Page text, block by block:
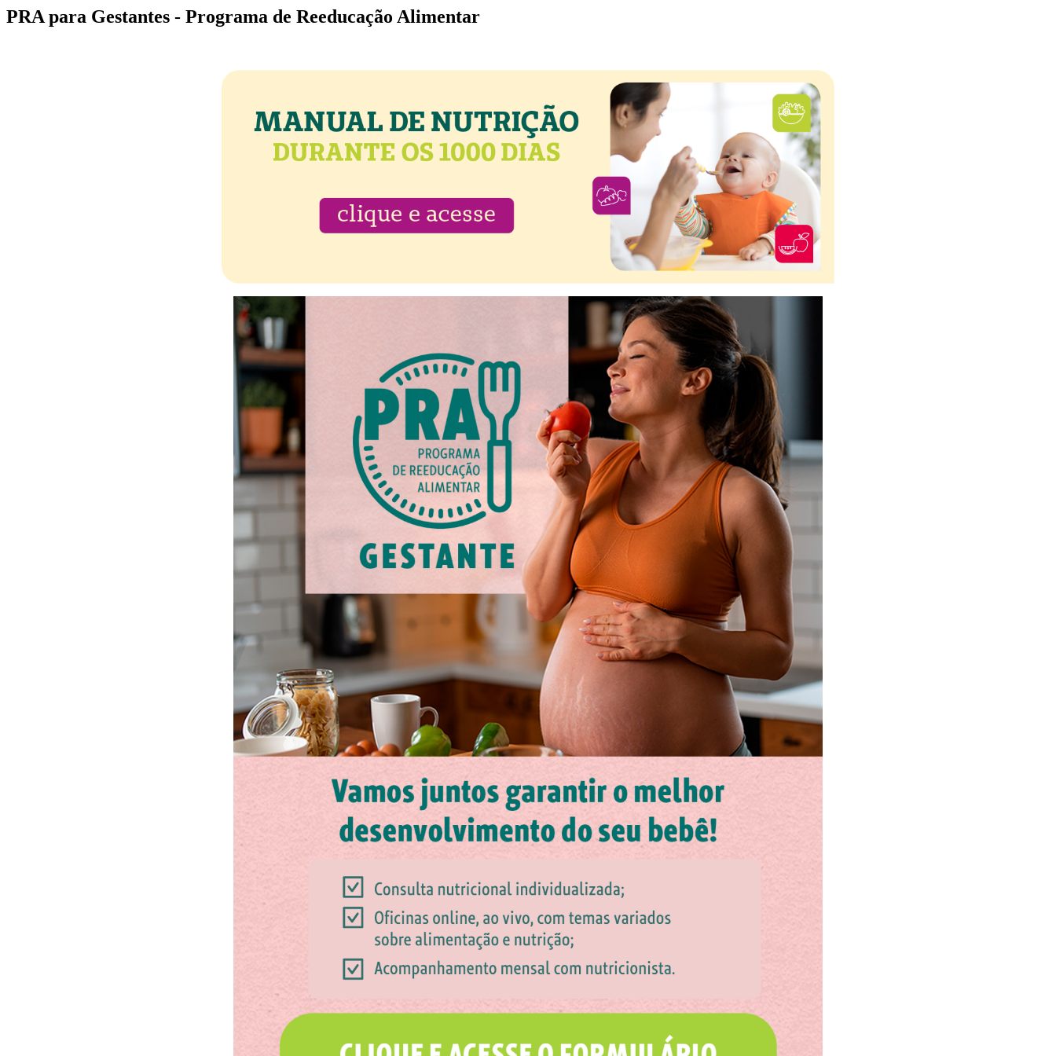
PRA para Gestantes - Programa de Reeducação Alimentar